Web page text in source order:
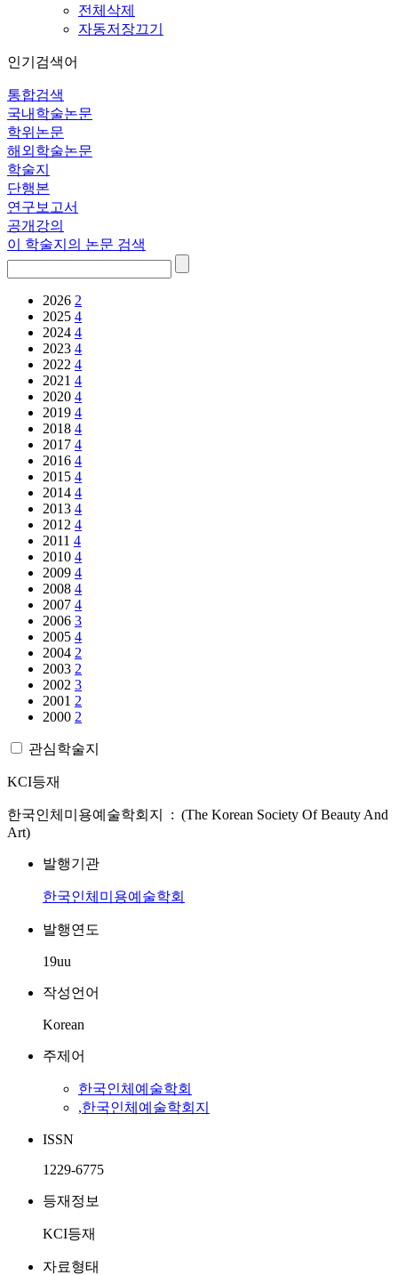
전체삭제
자동저장끄기
인기검색어
통합검색
국내학술논문
학위논문
해외학술논문
학술지
단행본
연구보고서
공개강의
이 학술지의 논문 검색
2026 2
2025 4
2024 4
2023 4
2022 4
2021 4
2020 4
2019 4
2018 4
2017 4
2016 4
2015 4
2014 4
2013 4
2012 4
2011 4
2010 4
2009 4
2008 4
2007 4
2006 3
2005 4
2004 2
2003 2
2002 3
2001 2
2000 2
관심학술지
KCI등재
한국인체미용예술학회지 : (The Korean Society Of Beauty And
Art)
발행기관
한국인체미용예술학회
발행연도
19uu
작성언어
Korean
주제어
한국인체예술학회
,한국인체예술학회지
ISSN
1229-6775
등재정보
KCI등재
자료형태